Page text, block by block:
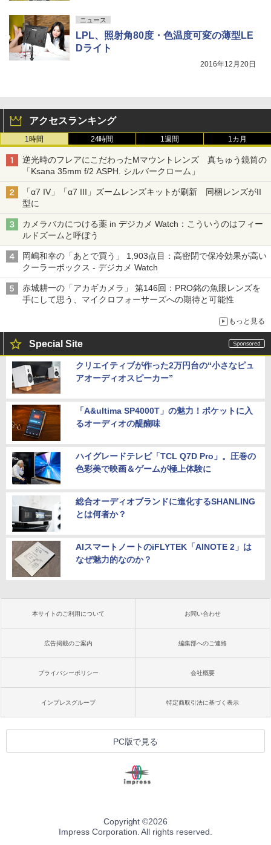
ニュース
LPL、照射角80度・色温度可変の薄型LE
Dライト
2016年12月20日
アクセスランキング
1時間 24時間 1週間 1カ月
逆光時のフレアにこだわったMマウントレンズ 真ちゅう鏡筒の
「Ksana 35mm f/2 ASPH. シルバークローム」
「α7 IV」「α7 III」ズームレンズキットが刷新 同梱レンズがII
型に
カメラバカにつける薬 in デジカメ Watch：こういうのはフィー
ルドズームと呼ぼう
岡嶋和幸の「あとで買う」 1,903点目：高密閉で保冷効果が高い
クーラーボックス - デジカメ Watch
赤城耕一の「アカギカメラ」 第146回：PRO銘の魚眼レンズを
手にして思う、マイクロフォーサーズへの期待と可能性
もっと見る
Special Site
クリエイティブが作った2万円台の“小さなピュ
アオーディオスピーカー”
「A&ultima SP4000T」の魅力！ポケットに入
るオーディオの醍醐味
ハイグレードテレビ「TCL Q7D Pro」。圧巻の
色彩美で映画＆ゲームが極上体験に
総合オーディオブランドに進化するSHANLING
とは何者か？
AIスマートノートのiFLYTEK「AINOTE 2」は
なぜ魅力的なのか？
本サイトのご利用について お問い合わせ
広告掲載のご案内 編集部へのご連絡
プライバシーポリシー 会社概要
インプレスグループ 特定商取引法に基づく表示
PC版で見る
Copyright ©2026
Impress Corporation. All rights reserved.